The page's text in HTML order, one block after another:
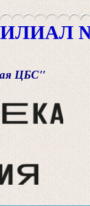
ЦБС"